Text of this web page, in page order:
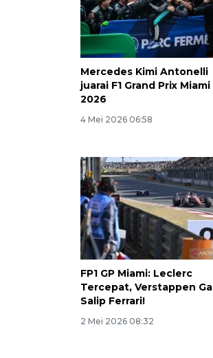
Mercedes Kimi Antonelli
juarai F1 Grand Prix Miami
2026
4 Mei 2026 06:58
FP1 GP Miami: Leclerc
Tercepat, Verstappen
Salip Ferrari!
2 Mei 2026 08:32